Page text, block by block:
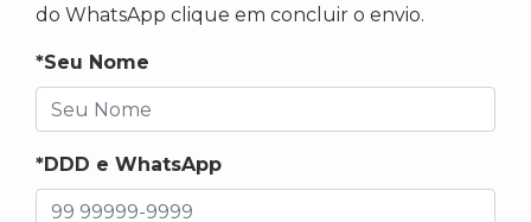
do WhatsApp clique em concluir o envio.
*Seu Nome
*DDD e WhatsApp